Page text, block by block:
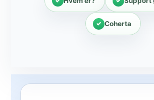
Coherta